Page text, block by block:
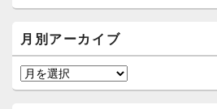
月別アーカイブ
月
別